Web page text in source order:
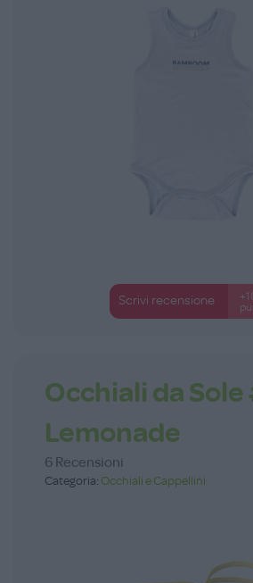
Scrivi recensione
Occhiali da Sole
Lemonade
6 Recensioni
Categoria: Occhiali e Cappellini